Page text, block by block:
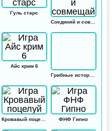
Гуль старс
Соединяй и совмещай
Айс крим 6
Грибные истории: Кликер
Кровавый поцелуй ФНФ Гипно